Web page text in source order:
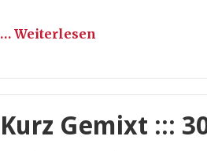
… Weiterlesen
Kurz Gemixt :::